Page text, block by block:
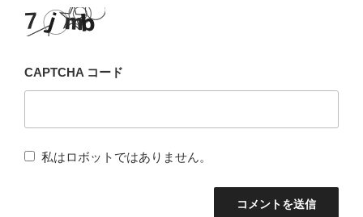
CAPTCHA コード
私はロボットではありません。